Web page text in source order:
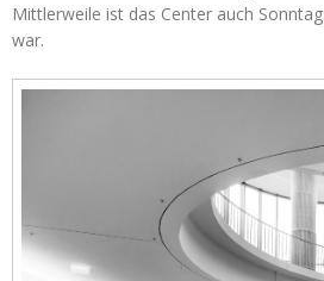
Mittlerweile ist das Center auch
war.